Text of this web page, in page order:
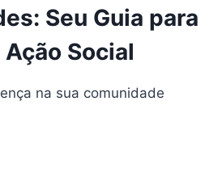
Seu Guia para
Social
na sua comunidade